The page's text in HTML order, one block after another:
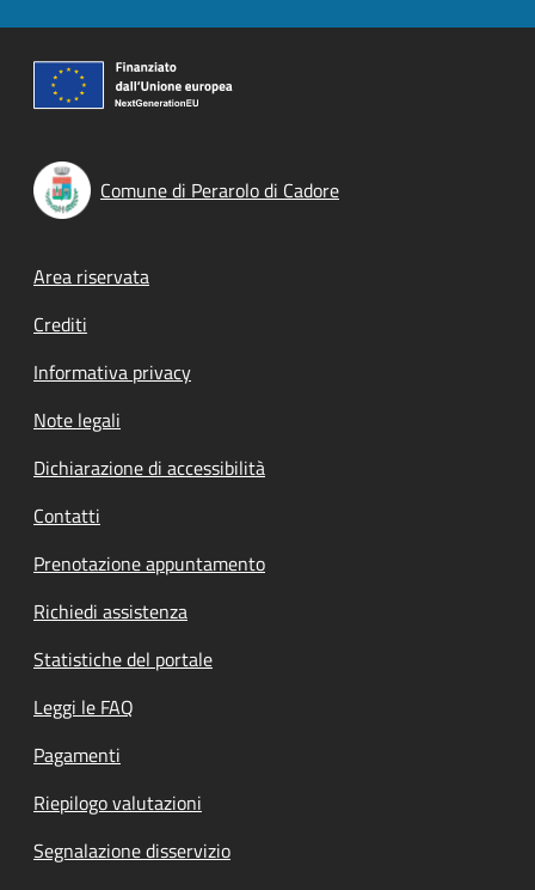
Comune di Perarolo di Cadore
Footer menu
Area riservata
Crediti
Informativa privacy
Note legali
Dichiarazione di accessibilità
Contatti
Prenotazione appuntamento
Richiedi assistenza
Statistiche del portale
Leggi le FAQ
Pagamenti
Riepilogo valutazioni
Segnalazione disservizio